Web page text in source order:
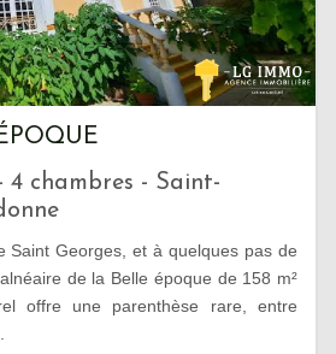
4 chambres - Saint-
Georges, et à quelques pas de
de la Belle époque de 158 m²
offre une parenthèse rare, entre